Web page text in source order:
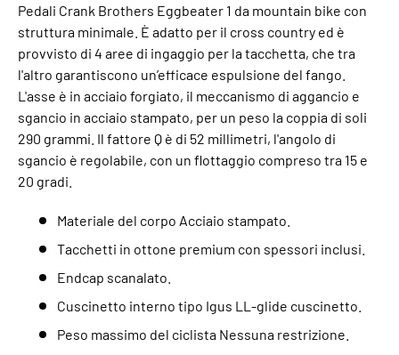
Pedali Crank Brothers Eggbeater 1 da mountain bike con
struttura minimale. È adatto per il cross country ed è
provvisto di 4 aree di ingaggio per la tacchetta, che tra
l'altro garantiscono un’efficace espulsione del fango.
L'asse è in acciaio forgiato, il meccanismo di aggancio e
sgancio in acciaio stampato, per un peso la coppia di soli
290 grammi. Il fattore Q è di 52 millimetri, l'angolo di
sgancio è regolabile, con un flottaggio compreso tra 15 e
20 gradi.
Materiale del corpo Acciaio stampato.
Tacchetti in ottone premium con spessori inclusi.
Endcap scanalato.
Cuscinetto interno tipo Igus LL-glide cuscinetto.
Peso massimo del ciclista Nessuna restrizione.